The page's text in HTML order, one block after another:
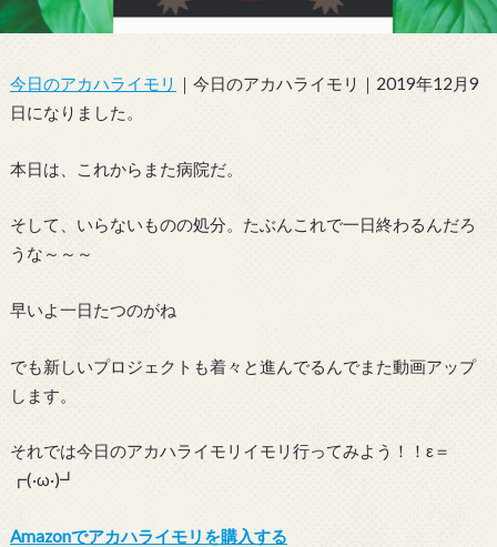
今日のアカハライモリ
｜今日のアカハライモリ｜2019年12月9
日になりました。
本日は、これからまた病院だ。
そして、いらないものの処分。たぶんこれで一日終わるんだろ
うな～～～
早いよ一日たつのがね
でも新しいプロジェクトも着々と進んでるんでまた動画アップ
します。
それでは今日のアカハライモリイモリ行ってみよう！！ε＝
┏(·ω·)┛
Amazonでアカハライモリを購入する